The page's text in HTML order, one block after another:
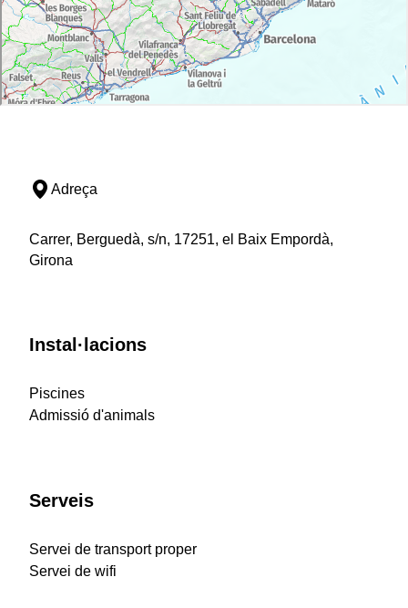
Adreça
Carrer, Berguedà, s/n, 17251, el Baix Empordà,
Girona
Instal·lacions
Piscines
Admissió d'animals
Serveis
Servei de transport proper
Servei de wifi